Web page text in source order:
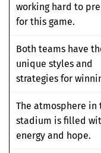
working hard to
for this game.
Both teams have
unique styles and
strategies for
The atmosphere in
stadium is filled
energy and hope.